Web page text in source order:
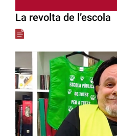
La revolta de l’escola